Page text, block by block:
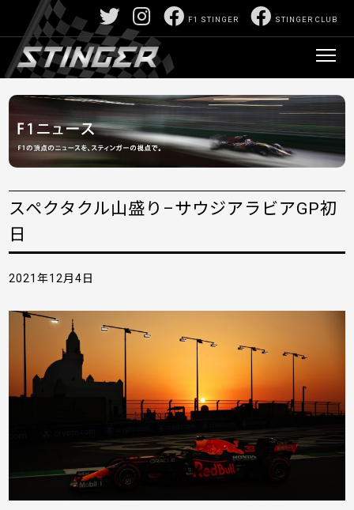
STINGER CLUB
F1 STINGER
スペクタクル山盛り–サウジアラビアGP初
日
2021年12月4日